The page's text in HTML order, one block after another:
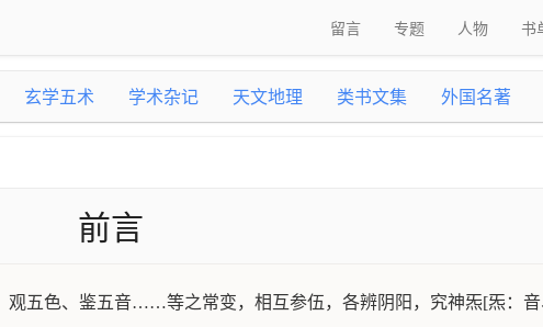
留言 专题 人物 书
玄学五术 学术杂记 天文地理 类书文集 外国名著
前言
观五色、鉴五音……等之常变，相互参伍，各辨阴阳，究神炁[炁：音